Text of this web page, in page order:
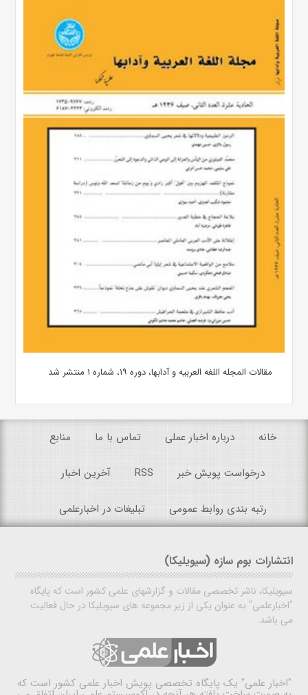
مقالات المجله اللغه العربیه و آدابها، دوره ۱۹، شماره ۱ منتشر شد
خانه درباره اخبار عملی تماس با ما منابع
درخواست پویش خبر RSS آخرین اخبار
رتبه بندی روابط عمومی تبلیغات در اخبارعلمی
انتشارات بوم سازه (سیویلیکا)
سیویلیکا، ناشر تخصصی مقالات و گزارشهای علمی کشور است که پایگاه
"اخبارعلمی" به عنوان یکی از زیر مجموعه های سیویلیکا در حال فعالیت
می باشد.
"اخبار علمی" یک پایگاه تخصصی پویش اخبار علمی کشور است که